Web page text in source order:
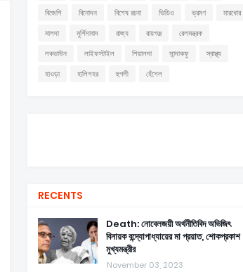
বিজেপি
বিনোদন বিশেষ রচনা ভিডিও ভ্রমণ
মারধোর
মালদা
মুর্শিদাবাদ রাজ্য রায়গঞ্জ
রেলমন্ত্রক
লকডাউন
লাইফস্টাইল শিয়ালদা সান্দাকফু
স্বাস্থ্য
হাওড়া
হালিশহর হুগলী হেঁশেল
RECENTS
Death: নোবেলজয়ী অর্থনীতিবিদ অভিজিৎ
বিনায়ক বন্দ্যোপাধ্যায়ের মা প্রয়াত, শোকপ্রকাশ
মুখ্যমন্ত্রীর
November 03, 2023